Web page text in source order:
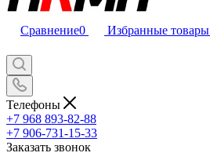
Сравнение0 Избранные товары
Телефоны
+7 968 893-82-88
+7 906-731-15-33
Заказать звонок